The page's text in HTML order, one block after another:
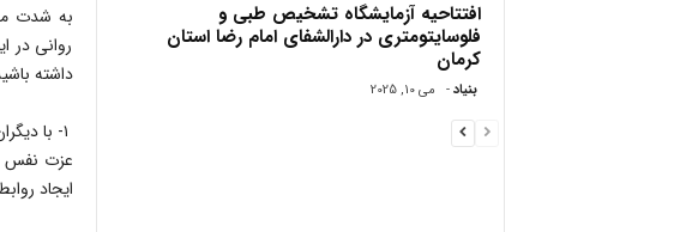
به شدت
روانی در
داشته
۱- با
عزت نفس
ایجاد
افتتاحیه آزمایشگاه تشخیص طبی و
فلوسایتومتری در دارالشفای امام رضا استان
کرمان
بنیاد - می 10, 2025